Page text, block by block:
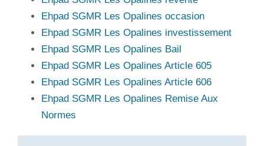
Ehpad SGMR Les Opalines occasion
Ehpad SGMR Les Opalines investissement
Ehpad SGMR Les Opalines Bail
Ehpad SGMR Les Opalines Article 605
Ehpad SGMR Les Opalines Article 606
Ehpad SGMR Les Opalines Remise Aux
Normes